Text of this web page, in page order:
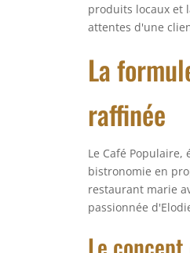
produits locaux et
attentes d'une
La
raffinée
Le Café
bistronomie en
restaurant marie
passionnée